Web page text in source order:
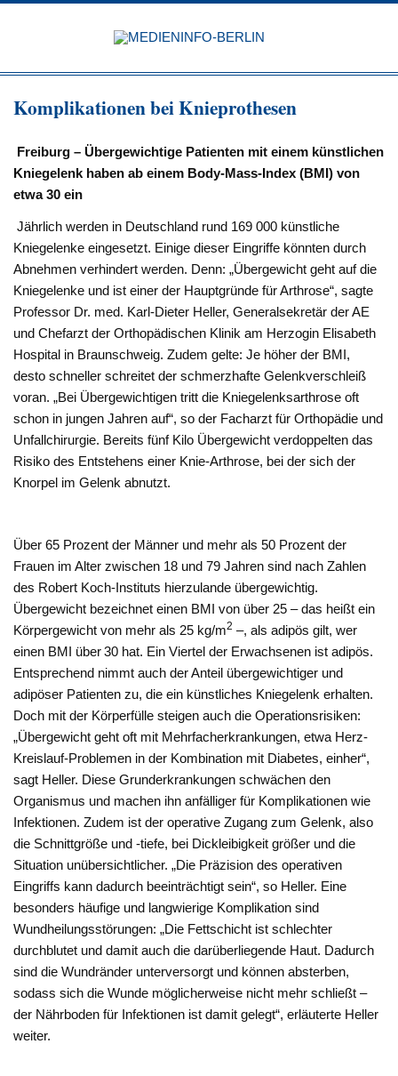
Zum
Komplikationen bei Knieprothesen
Freiburg – Übergewichtige Patienten mit einem künstlichen
Kniegelenk haben ab einem Body-Mass-Index (BMI) von
etwa 30 ein
Jährlich werden in Deutschland rund 169 000 künstliche
Kniegelenke eingesetzt. Einige dieser Eingriffe könnten durch
Abnehmen verhindert werden. Denn: „Übergewicht geht auf die
Kniegelenke und ist einer der Hauptgründe für Arthrose“, sagte
Professor Dr. med. Karl-Dieter Heller, Generalsekretär der AE
und Chefarzt der Orthopädischen Klinik am Herzogin Elisabeth
Hospital in Braunschweig. Zudem gelte: Je höher der BMI,
desto schneller schreitet der schmerzhafte Gelenkverschleiß
voran. „Bei Übergewichtigen tritt die Kniegelenksarthrose oft
schon in jungen Jahren auf“, so der Facharzt für Orthopädie und
Unfallchirurgie. Bereits fünf Kilo Übergewicht verdoppelten das
Risiko des Entstehens einer Knie-Arthrose, bei der sich der
Knorpel im Gelenk abnutzt.
Über 65 Prozent der Männer und mehr als 50 Prozent der
Frauen im Alter zwischen 18 und 79 Jahren sind nach Zahlen
des Robert Koch-Instituts hierzulande übergewichtig.
Übergewicht bezeichnet einen BMI von über 25 – das heißt ein
Körpergewicht von mehr als 25 kg/m2 –, als adipös gilt, wer
einen BMI über 30 hat. Ein Viertel der Erwachsenen ist adipös.
Entsprechend nimmt auch der Anteil übergewichtiger und
adipöser Patienten zu, die ein künstliches Kniegelenk erhalten.
Doch mit der Körperfülle steigen auch die Operationsrisiken:
„Übergewicht geht oft mit Mehrfacherkrankungen, etwa Herz-
Kreislauf-Problemen in der Kombination mit Diabetes, einher“,
sagt Heller. Diese Grunderkrankungen schwächen den
Organismus und machen ihn anfälliger für Komplikationen wie
Infektionen. Zudem ist der operative Zugang zum Gelenk, also
die Schnittgröße und -tiefe, bei Dickleibigkeit größer und die
Situation unübersichtlicher. „Die Präzision des operativen
Eingriffs kann dadurch beeinträchtigt sein“, so Heller. Eine
besonders häufige und langwierige Komplikation sind
Wundheilungsstörungen: „Die Fettschicht ist schlechter
durchblutet und damit auch die darüberliegende Haut. Dadurch
sind die Wundränder unterversorgt und können absterben,
sodass sich die Wunde möglicherweise nicht mehr schließt –
der Nährboden für Infektionen ist damit gelegt“, erläuterte Heller
weiter.